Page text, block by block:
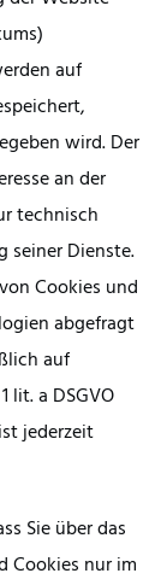
auf
wird. Der
an der
technisch
seiner Dienste.
Cookies und
abgefragt
auf
lit. a DSGVO
jederzeit
Sie über das
Cookies nur im